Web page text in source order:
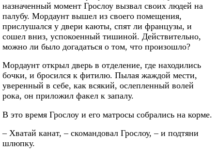
назначенный момент Грослоу вызвал своих людей на
палубу. Мордаунт вышел из своего помещения,
прислушался у двери каюты, спят ли французы, и
сошел вниз, успокоенный тишиной. Действительно,
можно ли было догадаться о том, что произошло?
Мордаунт открыл дверь в отделение, где находились
бочки, и бросился к фитилю. Пылая жаждой мести,
уверенный в себе, как всякий, ослепленный волей
рока, он приложил факел к запалу.
В это время Грослоу и его матросы собрались на корме.
– Хватай канат, – скомандовал Грослоу, – и подтяни
шлюпку.